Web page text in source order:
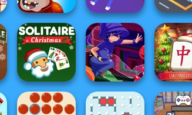
Sort
Balance It
DOP Puzzle:
Displace One Part